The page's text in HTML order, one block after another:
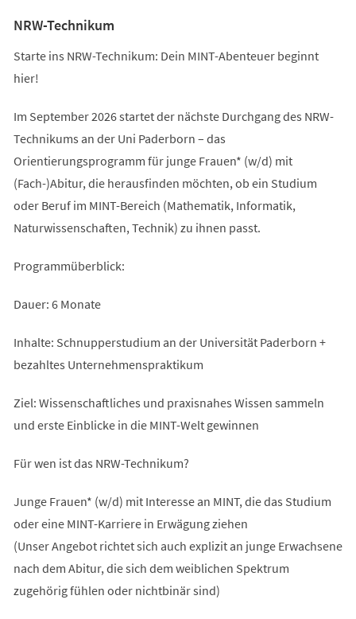
NRW-Technikum
Starte ins NRW-Technikum: Dein MINT-Abenteuer beginnt
hier!
Im September 2026 startet der nächste Durchgang des NRW-
Technikums an der Uni Paderborn – das
Orientierungsprogramm für junge Frauen* (w/d) mit
(Fach-)Abitur, die herausfinden möchten, ob ein Studium
oder Beruf im MINT-Bereich (Mathematik, Informatik,
Naturwissenschaften, Technik) zu ihnen passt.
Programmüberblick:
Dauer: 6 Monate
Inhalte: Schnupperstudium an der Universität Paderborn +
bezahltes Unternehmenspraktikum
Ziel: Wissenschaftliches und praxisnahes Wissen sammeln
und erste Einblicke in die MINT-Welt gewinnen
Für wen ist das NRW-Technikum?
Junge Frauen* (w/d) mit Interesse an MINT, die das Studium
oder eine MINT-Karriere in Erwägung ziehen
(Unser Angebot richtet sich auch explizit an junge Erwachsene
nach dem Abitur, die sich dem weiblichen Spektrum
zugehörig fühlen oder nichtbinär sind)